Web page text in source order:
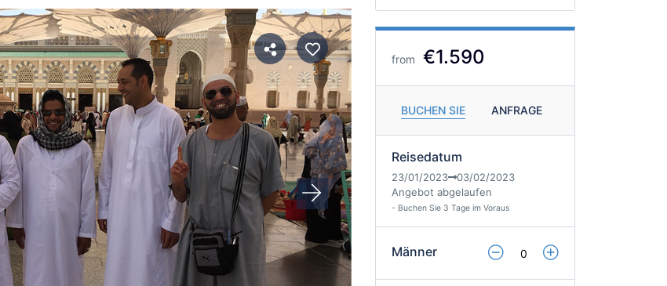
from €1.590
BUCHEN SIE ANFRAGE
Reisedatum
23/01/2023
03/02/2023
Angebot abgelaufen
- Buchen Sie 3 Tage im Voraus
Männer